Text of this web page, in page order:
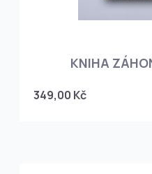
KNIHA
349,00 Kč